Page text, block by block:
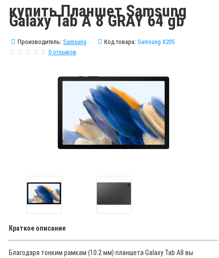
купить Планшет Samsung
Galaxy Tab A 8 GRAY 64 gb
Производитель: Samsung Код товара: Samsung X205
0 отзывов
Краткое описание
Благодаря тонким рамкам (10.2 мм) планшета Galaxy Tab A8 вы